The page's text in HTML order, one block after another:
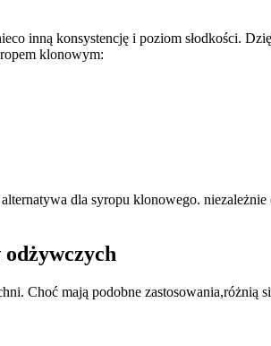
inną⁤ konsystencję i poziom słodkości.
klonowym:
dla syropu klonowego.
Choć mają podobne‌ zastosowania,różnią